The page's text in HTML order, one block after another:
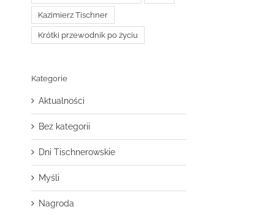
Kazimierz Tischner
Krótki przewodnik po życiu
Kategorie
Aktualności
Bez kategorii
Dni Tischnerowskie
Myśli
Nagroda